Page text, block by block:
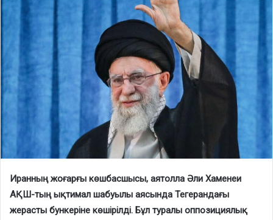
Иранның жоғарғы көшбасшысы, аятолла Әли Хаменеи
АҚШ-тың ықтимал шабуылы аясында Тегерандағы
жерасты бункеріне көшірілді. Бұл туралы оппозициялық